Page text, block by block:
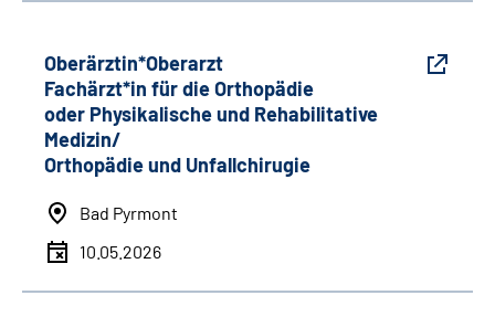
Oberärztin*Oberarzt
Fachärzt*in für die Orthopädie
oder Physikalische und Rehabilitative
Medizin/
Orthopädie und Unfallchirugie
Bad Pyrmont
10.05.2026